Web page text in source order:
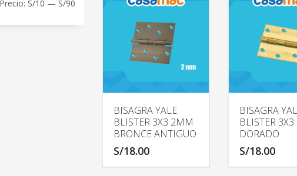
BISAGRA YALE
BLISTER 3X3 2MM
BRONCE ANTIGUO
S/18.00
BISAGRA
BLISTER
DORADO
S/18.00
Precio: S/10 — S/90